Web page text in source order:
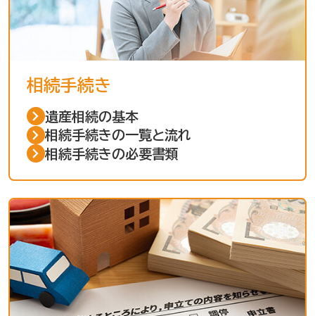
相続手続き
遺産相続の基本
相続手続きの一覧と流れ
相続手続きの必要書類